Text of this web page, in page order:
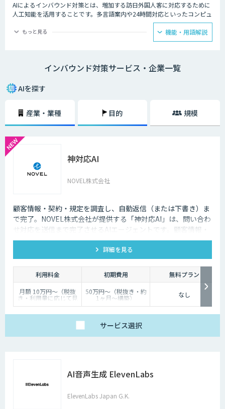
AIによるインバウンド対策とは、増加する訪日外国人客に対応するために
人工知能を活用することです。多言語案内や24時間対応といったコンピュ
ーターならではの強みを生かし、AIを観光業界に役立てている事例があり
ます。
提供できるAIは、観光業界を支える味方となることでしょう。
もっと見る 機能・用語解説
インバウンド対策サービス・企業一覧
AIを探す
産業・業種 目的 規模
神対応AI
NOVEL株式会社
顧客情報・契約・規定を調査し、自動返信（または下書き）ま
で完了。NOVEL株式会社が提供する「神対応AI」は、問い合わ
せ対応を送信まで完了させるAIエージェントです。顧客情報・
契約・規定を突き合わせて回答を数十秒で作成し、自動送信か
下書き止めかを選べます。
詳細を見る
利用料金 初期費用
無料プラン
月額 10万円〜（税抜
き・利用量に応じて見
積り）
50万円〜（税抜き・約
1ヶ月〜構築） なし
サービス選択
AI音声生成 ElevenLabs
ElevenLabs Japan G.K.